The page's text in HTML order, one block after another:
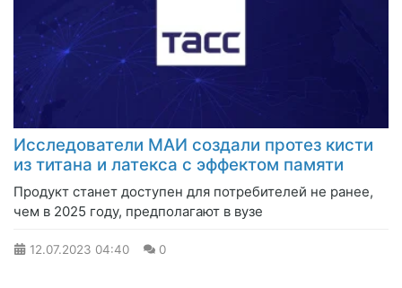
Исследователи МАИ создали протез кисти
из титана и латекса с эффектом памяти
Продукт станет доступен для потребителей не ранее,
чем в 2025 году, предполагают в вузе
12.07.2023 04:40 0